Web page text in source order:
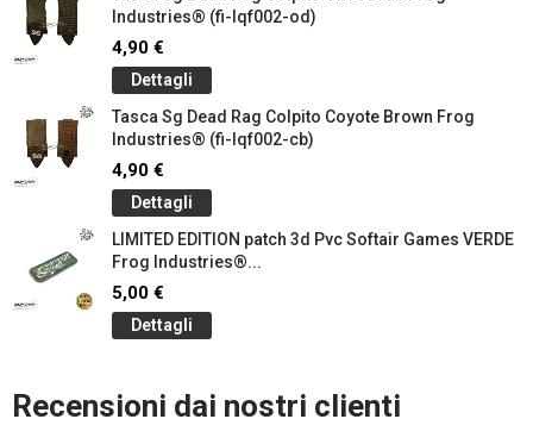
Industries® (fi-lqf002-od)
4,90 €
Dettagli
Tasca Sg Dead Rag Colpito Coyote Brown Frog
Industries® (fi-lqf002-cb)
4,90 €
Dettagli
LIMITED EDITION patch 3d Pvc Softair Games VERDE
Frog Industries®...
5,00 €
Dettagli
Recensioni dai nostri clienti